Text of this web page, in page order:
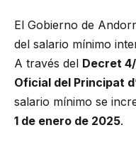
El Gobierno de
del salario mínimo
A través del Decret
Oficial del Principat
salario mínimo se
1 de enero de 2025.